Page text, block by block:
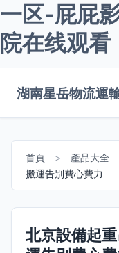
一区-屁屁
院在线观看
湖南星岳物流運
首頁 > 產品大全
搬運告別費心費力
北京設備起